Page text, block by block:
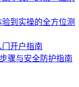
到实操的全方位测
门开户指南
骤与安全防护指南